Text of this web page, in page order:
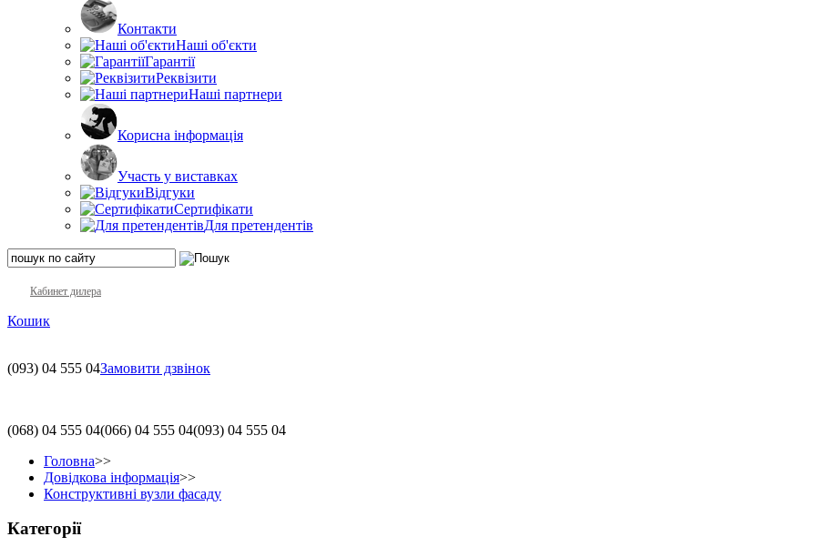
Контакти
Наші об'єкти
Гарантії
Реквізити
Наші партнери
Корисна інформація
Участь у виставках
Відгуки
Сертифікати
Для претендентів
Кабинет дилера
Кошик
(093) 04 555 04Замовити дзвінок
(068) 04 555 04(066) 04 555 04(093) 04 555 04
Головна>>
Довідкова інформація>>
Конструктивні вузли фасаду
Категорії